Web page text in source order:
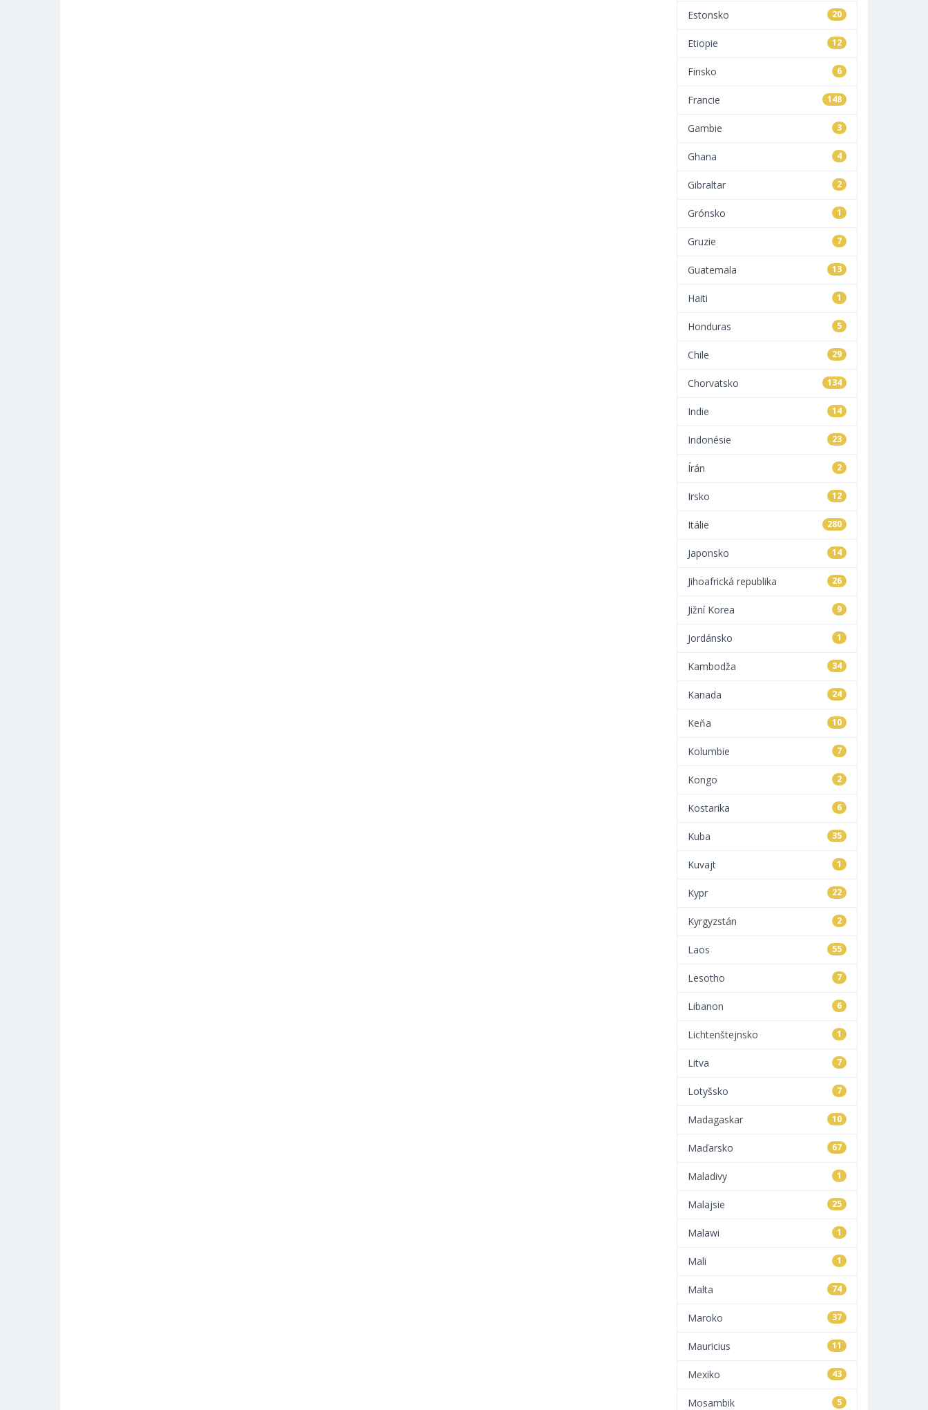
20
Estonsko
12
Etiopie
6
Finsko
148
Francie
3
Gambie
4
Ghana
2
Gibraltar
1
Grónsko
7
Gruzie
13
Guatemala
1
Haiti
5
Honduras
29
Chile
134
Chorvatsko
14
Indie
23
Indonésie
2
Írán
12
Irsko
280
Itálie
14
Japonsko
26
Jihoafrická republika
9
Jižní Korea
1
Jordánsko
34
Kambodža
24
Kanada
10
Keňa
7
Kolumbie
2
Kongo
6
Kostarika
35
Kuba
1
Kuvajt
22
Kypr
2
Kyrgyzstán
55
Laos
7
Lesotho
6
Libanon
1
Lichtenštejnsko
7
Litva
7
Lotyšsko
10
Madagaskar
67
Maďarsko
1
Maladivy
25
Malajsie
1
Malawi
1
Mali
74
Malta
37
Maroko
11
Mauricius
43
Mexiko
5
Mosambik